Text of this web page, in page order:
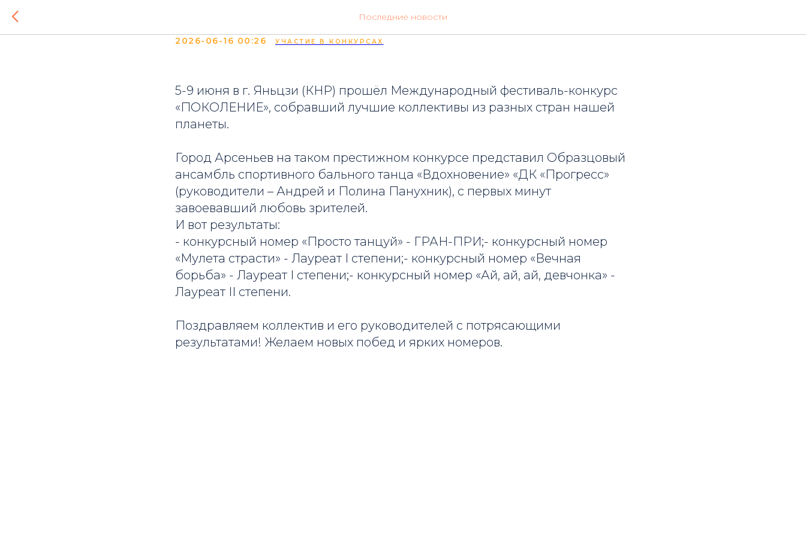
Последние новости
С победой из Поднебесной
2026-06-16 00:26 УЧАСТИЕ В КОНКУРСАХ
5-9 июня в г. Яньцзи (КНР) прошёл Международный фестиваль-конкурс
«ПОКОЛЕНИЕ», собравший лучшие коллективы из разных стран нашей
планеты.
Город Арсеньев на таком престижном конкурсе представил Образцовый
ансамбль спортивного бального танца «Вдохновение» «ДК «Прогресс»
(руководители – Андрей и Полина Панухник), с первых минут
завоевавший любовь зрителей.
И вот результаты:
- конкурсный номер «Просто танцуй» - ГРАН-ПРИ;- конкурсный номер
«Мулета страсти» - Лауреат I степени;- конкурсный номер «Вечная
борьба» - Лауреат I степени;- конкурсный номер «Ай, ай, ай, девчонка» -
Лауреат II степени.
Поздравляем коллектив и его руководителей с потрясающими
результатами! Желаем новых побед и ярких номеров.